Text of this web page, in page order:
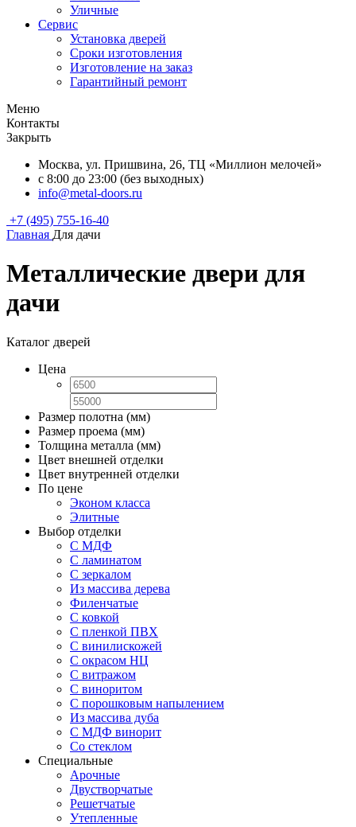
Уличные
Сервис
Установка дверей
Сроки изготовления
Изготовление на заказ
Гарантийный ремонт
Меню
Контакты
Закрыть
Москва, ул. Пришвина, 26, ТЦ «Миллион мелочей»
с 8:00 до 23:00 (без выходных)
info@metal-doors.ru
+7 (495) 755-16-40
Главная Для дачи
Металлические двери для
дачи
Каталог дверей
Цена
Размер полотна (мм)
Размер проема (мм)
Толщина металла (мм)
Цвет внешней отделки
Цвет внутренней отделки
По цене
Эконом класса
Элитные
Выбор отделки
С МДФ
С ламинатом
С зеркалом
Из массива дерева
Филенчатые
С ковкой
С пленкой ПВХ
С винилискожей
С окрасом НЦ
С витражом
С виноритом
С порошковым напылением
Из массива дуба
С МДФ винорит
Со стеклом
Специальные
Арочные
Двустворчатые
Решетчатые
Утепленные